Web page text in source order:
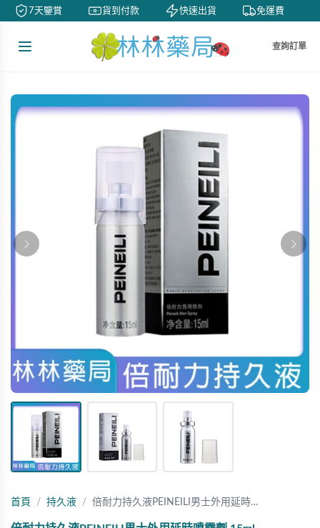
7天鑒賞 貨到付款 快速出貨 免運費
查詢訂單
首頁 持久液 倍耐力持久液PEINEILI男士外用延時…